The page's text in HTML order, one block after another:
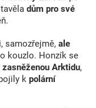
dům pro své
samozřejmě, ale
kouzlo. Honzík se
zasněženou Arktidu,
k polární